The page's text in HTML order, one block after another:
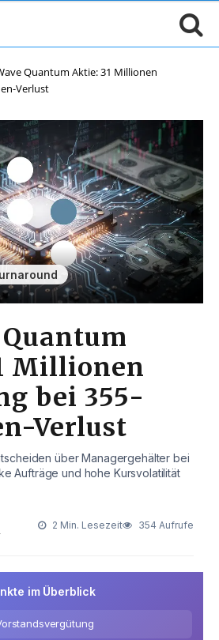
Quantum Aktie: 31 Millionen
Verlust
Millionen
bei 355-
Verlust
über Managergehälter bei
Aufträge und hohe Kursvolatilität
2 Min. Lesezeit 354 Aufrufe
im Überblick